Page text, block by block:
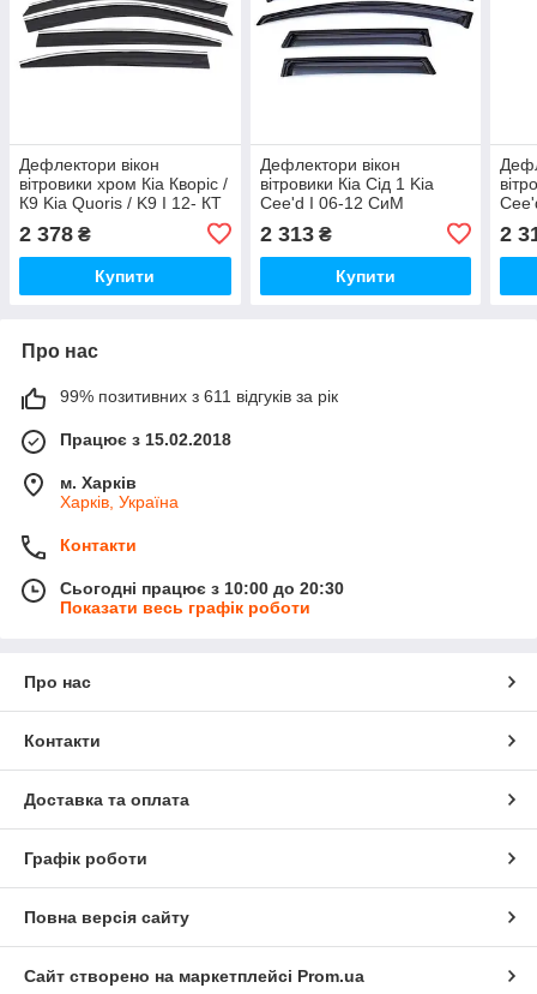
Дефлектори вікон
вітровики хром Кіа Кворіс /
К9 Kia Quoris / K9 I 12- КТ
2 378 ₴
Купити
Дефлектори вікон
вітровики Кіа Сід 1 Kia
Cee'd I 06-12 СиМ
2 313₴
Купити
2
Про нас
99% позитивних з 611 відгуків за рік
Працює з 15.02.2018
м. Харків
Харків, Україна
Контакти
Сьогодні працює з 10:00 до 20:30
Показати весь графік роботи
Про нас
Контакти
Доставка та оплата
Графік роботи
Повна версія сайту
Сайт створено на маркетплейсі Prom.ua